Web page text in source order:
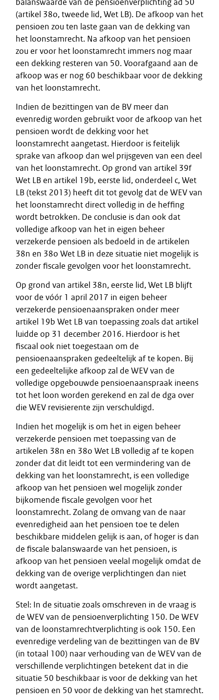
balanswaarde van de pensioenverplichting ad 50
(artikel 38o, tweede lid, Wet LB). De afkoop van het
pensioen zou ten laste gaan van de dekking van
het loonstamrecht. Na afkoop van het pensioen
zou er voor het loonstamrecht immers nog maar
een dekking resteren van 50. Voorafgaand aan de
afkoop was er nog 60 beschikbaar voor de dekking
van het loonstamrecht.
Indien de bezittingen van de BV meer dan
evenredig worden gebruikt voor de afkoop van het
pensioen wordt de dekking voor het
loonstamrecht aangetast. Hierdoor is feitelijk
sprake van afkoop dan wel prijsgeven van een deel
van het loonstamrecht. Op grond van artikel 39f
Wet LB en artikel 19b, eerste lid, onderdeel c, Wet
LB (tekst 2013) heeft dit tot gevolg dat de WEV van
het loonstamrecht direct volledig in de heffing
wordt betrokken. De conclusie is dan ook dat
volledige afkoop van het in eigen beheer
verzekerde pensioen als bedoeld in de artikelen
38n en 38o Wet LB in deze situatie niet mogelijk is
zonder fiscale gevolgen voor het loonstamrecht.
Op grond van artikel 38n, eerste lid, Wet LB blijft
voor de vóór 1 april 2017 in eigen beheer
verzekerde pensioenaanspraken onder meer
artikel 19b Wet LB van toepassing zoals dat artikel
luidde op 31 december 2016. Hierdoor is het
fiscaal ook niet toegestaan om de
pensioenaanspraken gedeeltelijk af te kopen. Bij
een gedeeltelijke afkoop zal de WEV van de
volledige opgebouwde pensioenaanspraak ineens
tot het loon worden gerekend en zal de dga over
die WEV revisierente zijn verschuldigd.
Indien het mogelijk is om het in eigen beheer
verzekerde pensioen met toepassing van de
artikelen 38n en 38o Wet LB volledig af te kopen
zonder dat dit leidt tot een vermindering van de
dekking van het loonstamrecht, is een volledige
afkoop van het pensioen wel mogelijk zonder
bijkomende fiscale gevolgen voor het
loonstamrecht. Zolang de omvang van de naar
evenredigheid aan het pensioen toe te delen
beschikbare middelen gelijk is aan, of hoger is dan
de fiscale balanswaarde van het pensioen, is
afkoop van het pensioen veelal mogelijk omdat de
dekking van de overige verplichtingen dan niet
wordt aangetast.
Stel: In de situatie zoals omschreven in de vraag is
de WEV van de pensioenverplichting 150. De WEV
van de loonstamrechtverplichting is ook 150. Een
evenredige verdeling van de bezittingen van de BV
(in totaal 100) naar verhouding van de WEV van de
verschillende verplichtingen betekent dat in die
situatie 50 beschikbaar is voor de dekking van het
pensioen en 50 voor de dekking van het stamrecht.